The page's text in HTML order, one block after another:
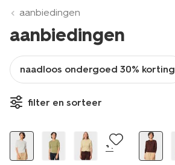
aanbiedingen
aanbiedingen
naadloos ondergoed 30% korting
filter en sorteer
korting
+1